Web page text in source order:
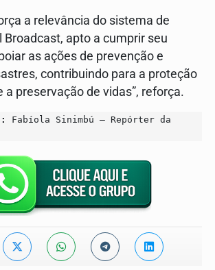
a relevância do sistema de
Broadcast, apto a cumprir seu
as ações de prevenção e
contribuindo para a proteção
a preservação de vidas”, reforça.
Fabíola Sinimbú – Repórter da